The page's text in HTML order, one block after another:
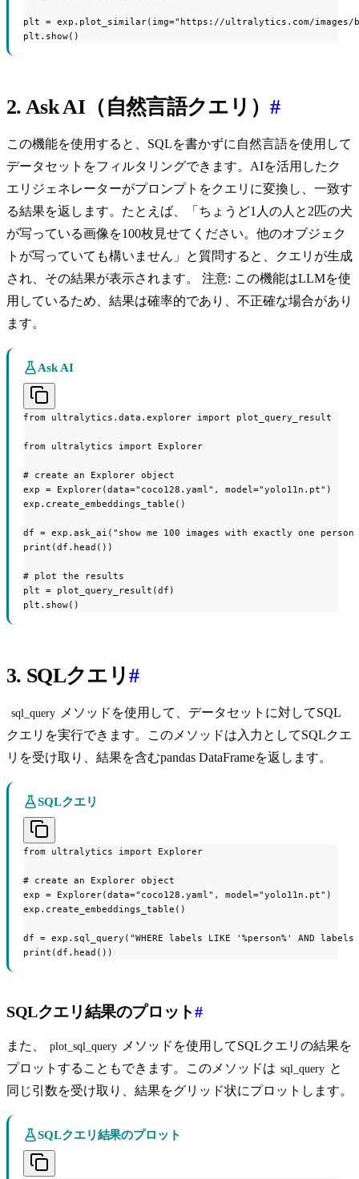
plt = exp.plot_similar(img="https://ultralytics.com/
plt.show()
2. Ask AI（自然言語クエリ）#
この機能を使用すると、SQLを書かずに自然言語を使用して
データセットをフィルタリングできます。AIを活用したク
エリジェネレーターがプロンプトをクエリに変換し、一致す
る結果を返します。たとえば、「ちょうど1人の人と2匹の犬
が写っている画像を100枚見せてください。他のオブジェク
トが写っていても構いません」と質問すると、クエリが生成
され、その結果が表示されます。 注意: この機能はLLMを使
用しているため、結果は確率的であり、不正確な場合があり
ます。
Ask AI
from ultralytics.data.explorer import plot_query_result
from ultralytics import Explorer
# create an Explorer object
exp = Explorer(data="coco128.yaml", model="yolo11n.pt")
exp.create_embeddings_table()
df = exp.ask_ai("show me 100 images with exactly one
print(df.head())
# plot the results
plt = plot_query_result(df)
plt.show()
3. SQLクエリ#
sql_query
メソッドを使用して、データセットに対してSQL
クエリを実行できます。このメソッドは入力としてSQLクエ
リを受け取り、結果を含むpandas DataFrameを返します。
SQLクエリ
from ultralytics import Explorer
# create an Explorer object
exp = Explorer(data="coco128.yaml", model="yolo11n.pt")
exp.create_embeddings_table()
df = exp.sql_query("WHERE labels LIKE '%person%' AND labels
print(df.head())
SQLクエリ結果のプロット#
また、 plot_sql_query
メソッドを使用してSQLクエリの結果を
プロットすることもできます。このメソッドは sql_query と
同じ引数を受け取り、結果をグリッド状にプロットします。
SQLクエリ結果のプロット